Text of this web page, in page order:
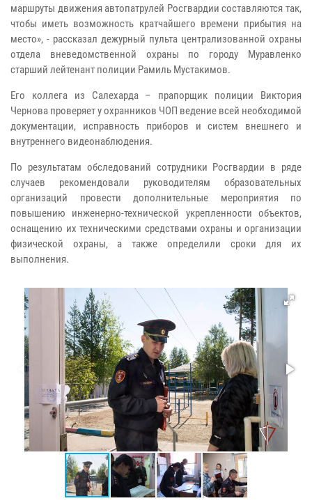
маршруты движения автопатрулей Росгвардии составляются так,
чтобы иметь возможность кратчайшего времени прибытия на
место», - рассказал дежурный пульта централизованной охраны
отдела вневедомственной охраны по городу Муравленко
старший лейтенант полиции Рамиль Мустакимов.
Его коллега из Салехарда – прапорщик полиции Виктория
Чернова проверяет у охранников ЧОП ведение всей необходимой
документации, исправность приборов и систем внешнего и
внутреннего видеонаблюдения.
По результатам обследований сотрудники Росгвардии в ряде
случаев рекомендовали руководителям образовательных
организаций провести дополнительные мероприятия по
повышению инженерно-технической укрепленности объектов,
оснащению их техническими средствами охраны и организации
физической охраны, а также определили сроки для их
выполнения.